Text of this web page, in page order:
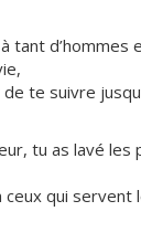
tant
te suivre
tu as lavé les
qui servent